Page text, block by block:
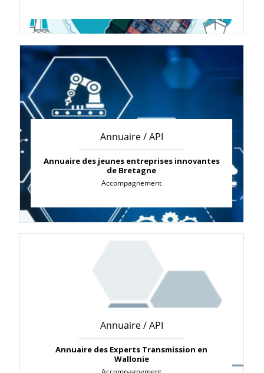
Annuaire / API
Annuaire des jeunes entreprises innovantes
de Bretagne
Accompagnement
Annuaire / API
Annuaire des Experts Transmission en
Wallonie